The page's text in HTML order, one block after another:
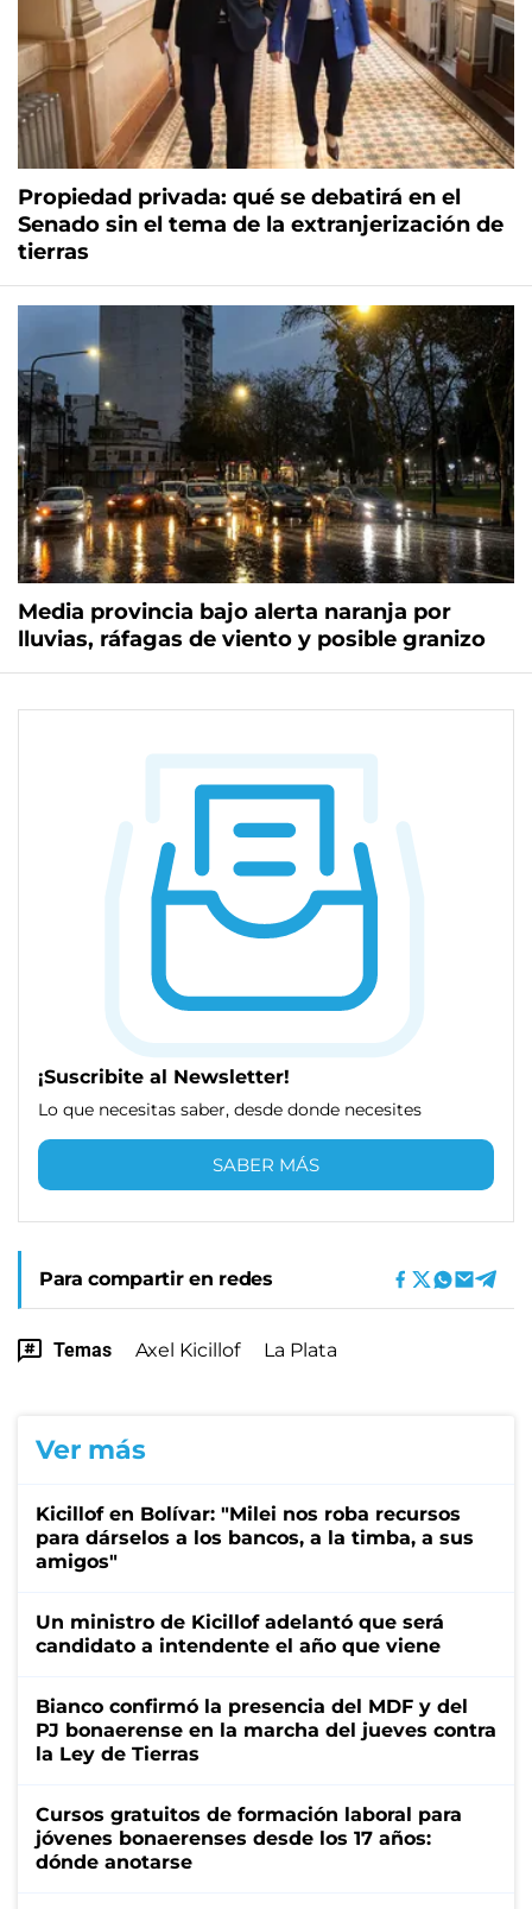
Propiedad privada: qué se debatirá en el
Senado sin el tema de la extranjerización de
tierras
Media provincia bajo alerta naranja por
lluvias, ráfagas de viento y posible granizo
¡Suscribite al Newsletter!
Lo que necesitas saber, desde donde necesites
SABER MÁS
Para compartir en redes
Temas Axel Kicillof La Plata
Ver más
Kicillof en Bolívar: "Milei nos roba recursos
para dárselos a los bancos, a la timba, a sus
amigos"
Un ministro de Kicillof adelantó que será
candidato a intendente el año que viene
Bianco confirmó la presencia del MDF y del
PJ bonaerense en la marcha del jueves contra
la Ley de Tierras
Cursos gratuitos de formación laboral para
jóvenes bonaerenses desde los 17 años:
dónde anotarse